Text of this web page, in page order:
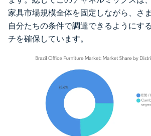
家具市場規模全体を固定しながら、さ
自分たちの条件で調達できるようにす
チを確保しています。